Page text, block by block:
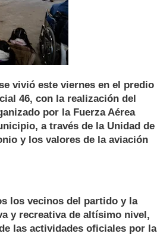
vivió este viernes en el predio
46, con la realización del
por la Fuerza Aérea
a través de la Unidad de
y los valores de la aviación
los vecinos del partido y la
y recreativa de altísimo nivel,
las actividades oficiales por la